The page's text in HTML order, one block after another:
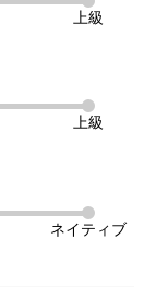
上級
上級
ネイティブ